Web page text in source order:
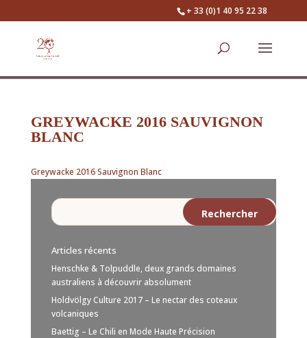
+ 33 (0)1 40 95 22 38
GREYWACKE 2016 SAUVIGNON
BLANC
Greywacke 2016 Sauvignon Blanc
Articles récents
Henschke & Tolpuddle, deux grands domaines
australiens à découvrir absolument
Holdvölgy Culture 2017 – Le nectar des coteaux
volcaniques
Baettig – Le Chili en Mode Haute Précision